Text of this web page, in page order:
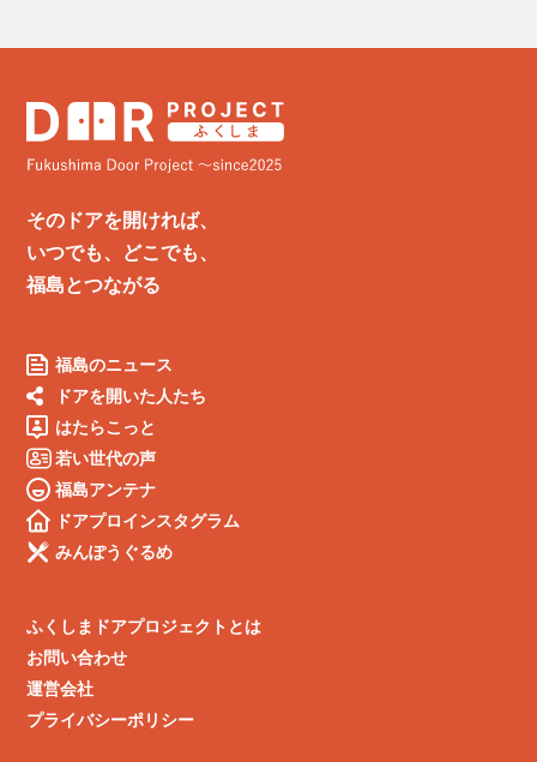
そのドアを開ければ、
いつでも、どこでも、
福島とつながる
福島のニュース
ドアを開いた人たち
はたらこっと
若い世代の声
福島アンテナ
ドアプロインスタグラム
みんぽうぐるめ
ふくしまドアプロジェクトとは
お問い合わせ
運営会社
プライバシーポリシー